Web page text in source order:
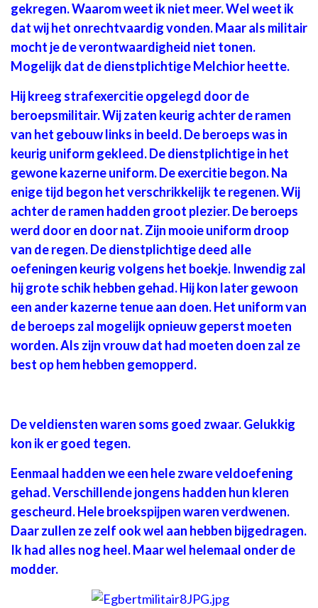
gekregen. Waarom weet ik niet meer. Wel weet ik
dat wij het onrechtvaardig vonden. Maar als militair
mocht je de verontwaardigheid niet tonen.
Mogelijk dat de dienstplichtige Melchior heette.
Hij kreeg strafexercitie opgelegd door de
beroepsmilitair. Wij zaten keurig achter de ramen
van het gebouw links in beeld. De beroeps was in
keurig uniform gekleed. De dienstplichtige in het
gewone kazerne uniform. De exercitie begon. Na
enige tijd begon het verschrikkelijk te regenen. Wij
achter de ramen hadden groot plezier. De beroeps
werd door en door nat. Zijn mooie uniform droop
van de regen. De dienstplichtige deed alle
oefeningen keurig volgens het boekje. Inwendig zal
hij grote schik hebben gehad. Hij kon later gewoon
een ander kazerne tenue aan doen. Het uniform van
de beroeps zal mogelijk opnieuw geperst moeten
worden. Als zijn vrouw dat had moeten doen zal ze
best op hem hebben gemopperd.
De veldiensten waren soms goed zwaar. Gelukkig
kon ik er goed tegen.
Eenmaal hadden we een hele zware veldoefening
gehad. Verschillende jongens hadden hun kleren
gescheurd. Hele broekspijpen waren verdwenen.
Daar zullen ze zelf ook wel aan hebben bijgedragen.
Ik had alles nog heel. Maar wel helemaal onder de
modder.